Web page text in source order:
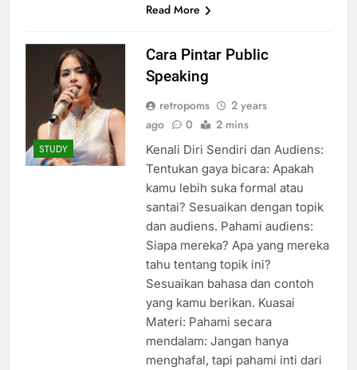
Read More
STUDY
Cara Pintar Public
Speaking
retropoms
2 years
ago
0 2 mins
Kenali Diri Sendiri dan Audiens:
Tentukan gaya bicara: Apakah
kamu lebih suka formal atau
santai? Sesuaikan dengan topik
dan audiens. Pahami audiens:
Siapa mereka? Apa yang mereka
tahu tentang topik ini?
Sesuaikan bahasa dan contoh
yang kamu berikan. Kuasai
Materi: Pahami secara
mendalam: Jangan hanya
menghafal, tapi pahami inti dari